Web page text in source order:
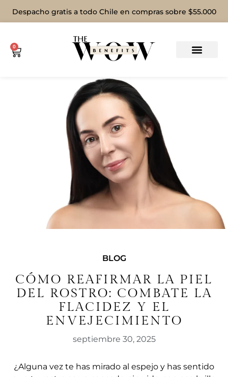
Despacho gratis a todo Chile en compras sobre $55.000
0
BLOG
CÓMO REAFIRMAR LA PIEL
DEL ROSTRO: COMBATE LA
FLACIDEZ Y EL
ENVEJECIMIENTO
septiembre 30, 2025
¿Alguna vez te has mirado al espejo y has sentido